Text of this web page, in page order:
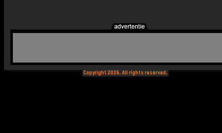
Copyright 2026. All rights reserved.